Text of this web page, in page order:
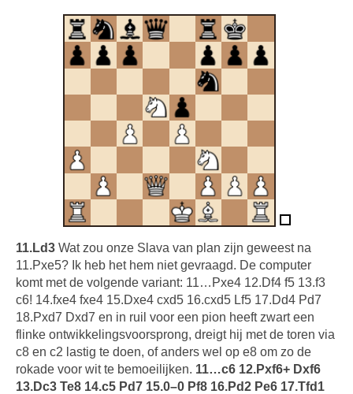
11.Ld3 Wat zou onze Slava van plan zijn geweest na
11.Pxe5? Ik heb het hem niet gevraagd. De computer
komt met de volgende variant: 11…Pxe4 12.Df4 f5 13.f3
c6! 14.fxe4 fxe4 15.Dxe4 cxd5 16.cxd5 Lf5 17.Dd4 Pd7
18.Pxd7 Dxd7 en in ruil voor een pion heeft zwart een
flinke ontwikkelingsvoorsprong, dreigt hij met de toren via
c8 en c2 lastig te doen, of anders wel op e8 om zo de
rokade voor wit te bemoeilijken. 11…c6 12.Pxf6+ Dxf6
13.Dc3 Te8 14.c5 Pd7 15.0–0 Pf8 16.Pd2 Pe6 17.Tfd1